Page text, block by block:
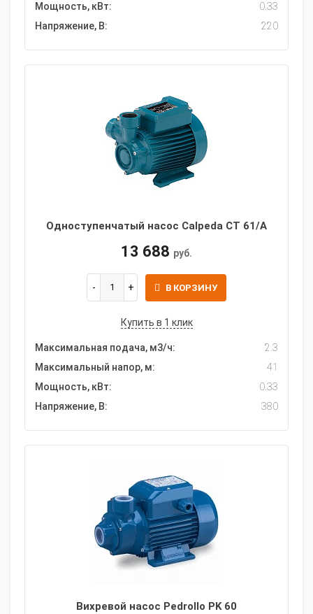
Мощность, кВт:
0.33
Напряжение, В:
220
Одноступенчатый насос Calpeda CT 61/A
13 688 руб.
В КОРЗИНУ
Купить в 1 клик
Максимальная подача, м3/ч:
2.3
Максимальный напор, м:
41
Мощность, кВт:
0.33
Напряжение, В:
380
Вихревой насос Pedrollo PK 60